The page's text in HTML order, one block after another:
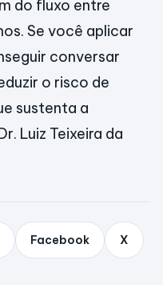
do fluxo entre
Se você aplicar
conversar
o risco de
sustenta a
Luiz Teixeira da
Facebook X